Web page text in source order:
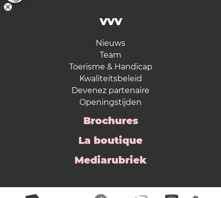
VVV
Nieuws
Team
Toerisme & Handicap
Kwaliteitsbeleid
Devenez partenaire
Openingstijden
Brochures
La boutique
Mediarubriek